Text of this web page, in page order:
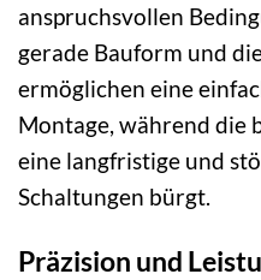
anspruchsvollen
gerade Bauform und
ermöglichen eine
Montage, während die
eine langfristige und
Schaltungen bürgt.
Präzision und